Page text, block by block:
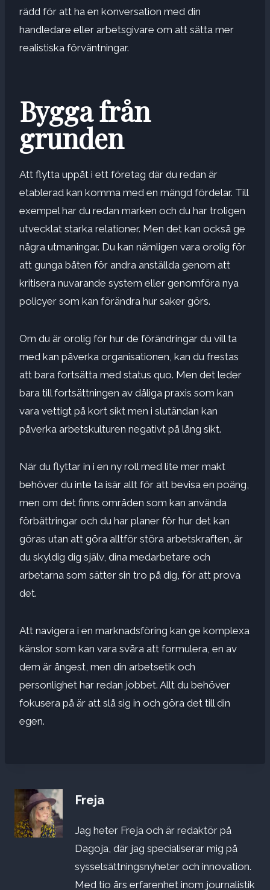
rädd för att ha en konversation med din
handledare eller arbetsgivare om att sätta mer
realistiska förväntningar.
Bygga från
grunden
Att flytta uppåt i ett företag där du redan är
etablerad kan komma med en mängd fördelar. Till
exempel har du redan marken och du har troligen
utvecklat starka relationer. Men det kan också ge
några utmaningar. Du kan nämligen vara orolig för
att gunga båten för andra anställda genom att
kritisera nuvarande system eller genomföra nya
policyer som kan förändra hur saker görs.
Om du är orolig för hur de förändringar du vill ta
med kan påverka organisationen, kan du frestas
att bara fortsätta med status quo. Men det leder
bara till fortsättningen av dåliga praxis som kan
vara vettigt på kort sikt men i slutändan kan
påverka arbetskulturen negativt på lång sikt.
När du flyttar in i en ny roll med lite mer makt
behöver du inte ta isär allt för att bevisa en poäng,
men om det finns områden som kan använda
förbättringar och du har planer för hur det kan
göras utan att göra alltför störa arbetskraften, är
du skyldig dig själv, dina medarbetare och
arbetarna som sätter sin tro på dig, för att prova
det.
Att navigera i en marknadsföring kan ge komplexa
känslor som kan vara svåra att formulera, en av
dem är ångest, men din arbetsetik och
personlighet har redan jobbet. Allt du behöver
fokusera på är att slå sig in och göra det till din
egen.
Freja
Jag heter Freja och är redaktör på
Dagoja, där jag specialiserar mig på
sysselsättningsnyheter och innovation.
Med tio års erfarenhet inom journalistik